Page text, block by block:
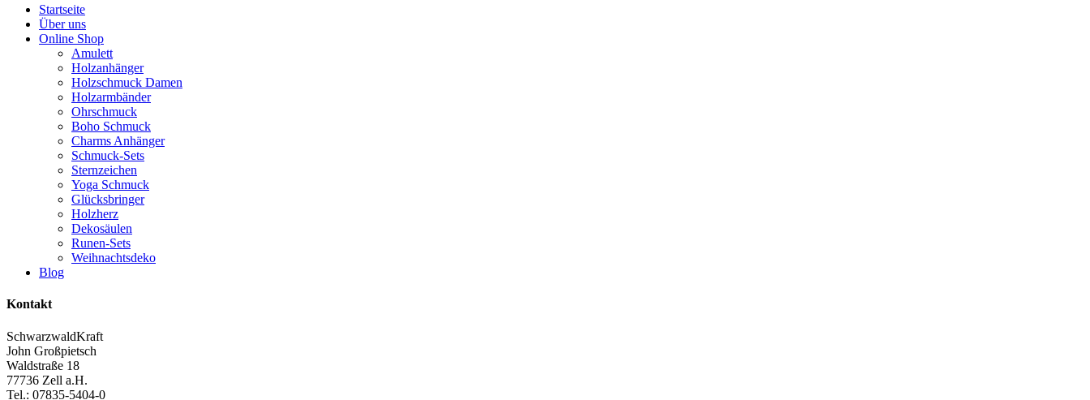
Startseite
Über uns
Online Shop
Amulett
Holzanhänger
Holzschmuck Damen
Holzarmbänder
Ohrschmuck
Boho Schmuck
Charms Anhänger
Schmuck-Sets
Sternzeichen
Yoga Schmuck
Glücksbringer
Holzherz
Dekosäulen
Runen-Sets
Weihnachtsdeko
Blog
Kontakt
SchwarzwaldKraft
John Großpietsch
Waldstraße 18
77736 Zell a.H.
Tel.: 07835-5404-0